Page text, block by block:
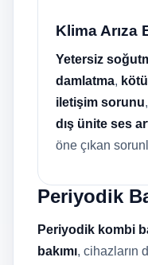
Klima Arıza
Yetersiz
damlatma,
iletişim sorunu,
dış ünite ses
öne çıkan
Periyodik
Periyodik kombi
bakımı, cihazların